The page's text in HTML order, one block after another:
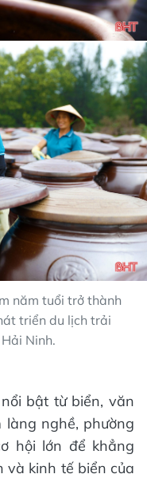
năm tuổi trở thành
triển du lịch trải
Ninh.
bật từ biển, văn
nghề, phường
hội lớn để khẳng
và kinh tế biển của